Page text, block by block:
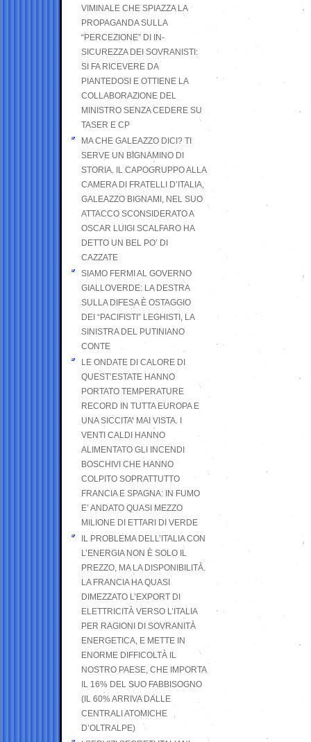
VIMINALE CHE SPIAZZA LA
PROPAGANDA SULLA
“PERCEZIONE” DI IN-
SICUREZZA DEI SOVRANISTI:
SI FA RICEVERE DA
PIANTEDOSI E OTTIENE LA
COLLABORAZIONE DEL
MINISTRO SENZA CEDERE SU
TASER E CP
MA CHE GALEAZZO DICI? TI
SERVE UN BIGNAMINO DI
STORIA. IL CAPOGRUPPO ALLA
CAMERA DI FRATELLI D’ITALIA,
GALEAZZO BIGNAMI, NEL SUO
ATTACCO SCONSIDERATO A
OSCAR LUIGI SCALFARO HA
DETTO UN BEL PO’ DI
CAZZATE
SIAMO FERMI AL GOVERNO
GIALLOVERDE: LA DESTRA
SULLA DIFESA È OSTAGGIO
DEI “PACIFISTI” LEGHISTI, LA
SINISTRA DEL PUTINIANO
CONTE
LE ONDATE DI CALORE DI
QUEST’ESTATE HANNO
PORTATO TEMPERATURE
RECORD IN TUTTA EUROPA E
UNA SICCITA’ MAI VISTA. I
VENTI CALDI HANNO
ALIMENTATO GLI INCENDI
BOSCHIVI CHE HANNO
COLPITO SOPRATTUTTO
FRANCIA E SPAGNA: IN FUMO
E’ ANDATO QUASI MEZZO
MILIONE DI ETTARI DI VERDE
IL PROBLEMA DELL’ITALIA CON
L’ENERGIA NON È SOLO IL
PREZZO, MA LA DISPONIBILITÀ.
LA FRANCIA HA QUASI
DIMEZZATO L’EXPORT DI
ELETTRICITÀ VERSO L’ITALIA
PER RAGIONI DI SOVRANITÀ
ENERGETICA, E METTE IN
ENORME DIFFICOLTÀ IL
NOSTRO PAESE, CHE IMPORTA
IL 16% DEL SUO FABBISOGNO
(IL 60% ARRIVA DALLE
CENTRALI ATOMICHE
D’OLTRALPE)